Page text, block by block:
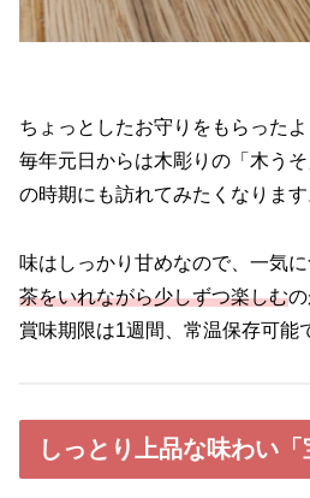
ちょっとしたお守りをもらった
毎年元日からは木彫りの「木う
の時期にも訪れてみたくなります
味はしっかり甘めなので、一気に
茶をいれながら少しずつ楽しむの
賞味期限は1週間、常温保存可能
しっとり上品な味わい「